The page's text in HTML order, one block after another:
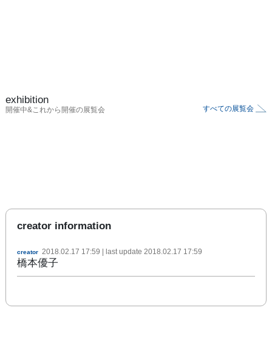
exhibition
開催中&これから開催の展覧会 すべての展覧会
creator information
creator 2018.02.17 17:59 | last update 2018.02.17 17:59
橋本優子